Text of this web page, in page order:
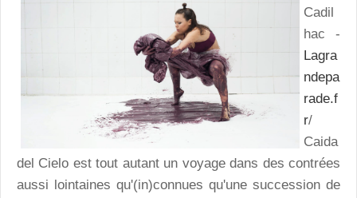
Cadil
hac -
Lagra
ndepa
rade.f
r/
Caida
del Cielo est tout autant un voyage dans des contrées
aussi lointaines qu'(in)connues qu'une succession de